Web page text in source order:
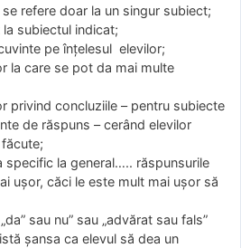
refere doar la un singur subiect;
subiectul indicat;
pe înţelesul elevilor;
la care se pot da mai multe
privind concluziile – pentru subiecte
de răspuns – cerând elevilor
specific la general….. răspunsurile
uşor, căci le este mult mai uşor să
sau nu” sau „advărat sau fals”
şansa ca elevul să dea un